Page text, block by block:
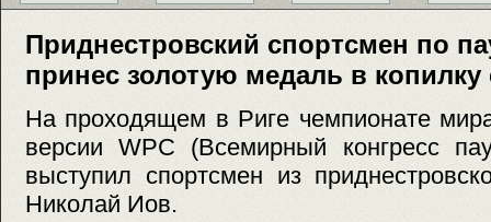
Приднестровский спортсмен по
принес золотую медаль в
На проходящем в Риге чемпионате
версии WPC (Всемирный конгресс
выступил спортсмен из
Николай Иов.